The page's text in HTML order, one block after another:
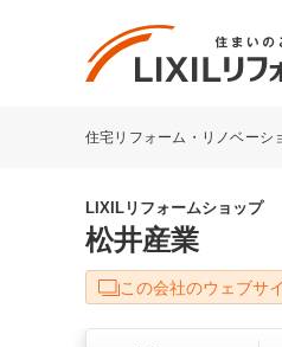
リフォー
キッチン
洗面化
LIXILリフ
住宅リフォーム・リノベーシ
LIXILリフォームショップ
松井産業
この会社のウェブサ